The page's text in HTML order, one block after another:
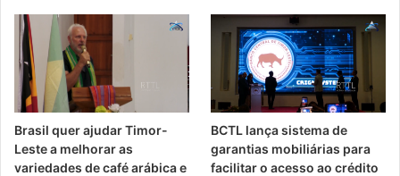
Brasil quer ajudar Timor-
Leste a melhorar as
variedades de café arábica e
BCTL lança sistema de
garantias mobiliárias para
facilitar o acesso ao crédito